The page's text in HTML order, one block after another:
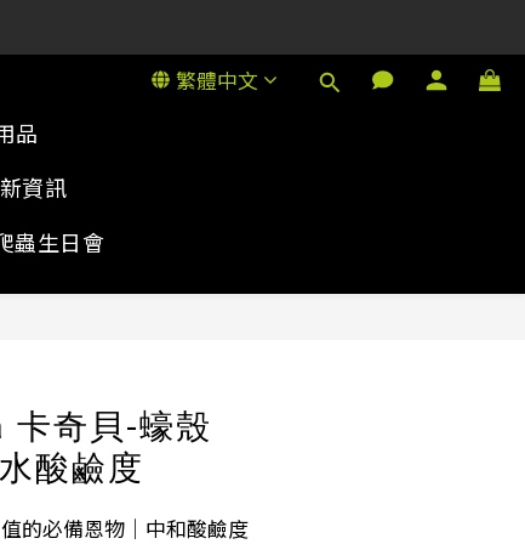
行11樓
繁體中文
品
資訊
蟲生日會
卡奇貝-蠔殼
酸鹼度
的必備恩物｜中和酸鹼度